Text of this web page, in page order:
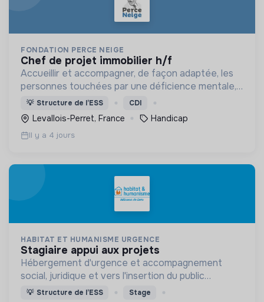
FONDATION PERCE NEIGE
chef de projet immobilier h/f
Accueillir et accompagner, de façon adaptée, les
personnes touchées par une déficience mentale,
un handicap physique ou psychique
💡 Structure de l’ESS CDI
Levallois-Perret, France Handicap
Il y a 4 jours
HABITAT ET HUMANISME URGENCE
stagiaire appui aux projets
Hébergement d'urgence et accompagnement
social, juridique et vers l'insertion du public
demandeur d'asile et réfugiés
💡 Structure de l’ESS Stage